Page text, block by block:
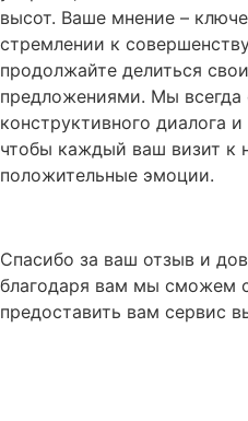
высот. Ваше мнение –
стремлении к
продолжайте делиться
предложениями. Мы всегда
конструктивного диалога
чтобы каждый ваш визит к
положительные эмоции.
Спасибо за ваш отзыв и
благодаря вам мы сможем
предоставить вам сервис